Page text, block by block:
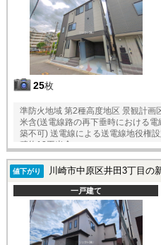
25枚
準防火地域 第2種高度地区 景観計画
米含(送電線路の再下垂時における
築不可) 送電線による送電線地役権
積約13平米含
値下がり 川崎市中原区井田3丁目の
一戸建て